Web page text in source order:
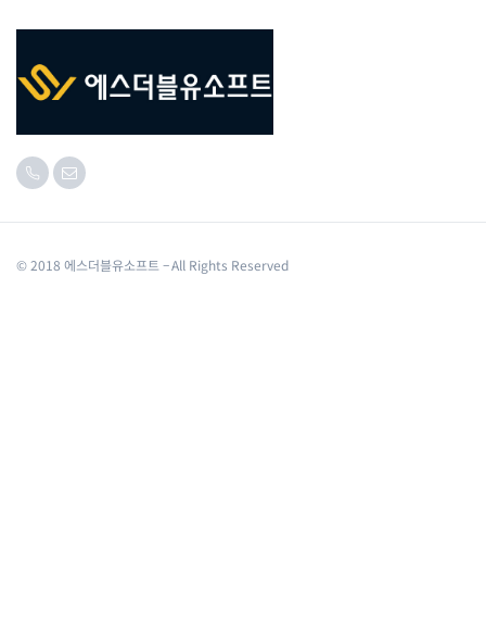
© 2018 에스더블유소프트 – All Rights Reserved